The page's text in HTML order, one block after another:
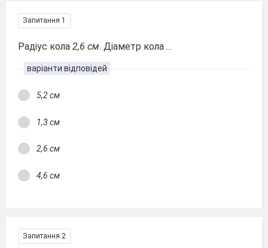
Запитання 1
Радіус кола 2,6 см. Діаметр кола ...
варіанти відповідей
5,2 см
1,3 см
2,6 см
4,6 см
Запитання 2